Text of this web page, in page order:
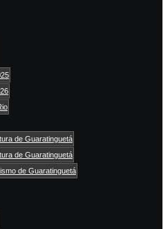
de Guaratinguetá
de Guaratinguetá
de Guaratinguetá